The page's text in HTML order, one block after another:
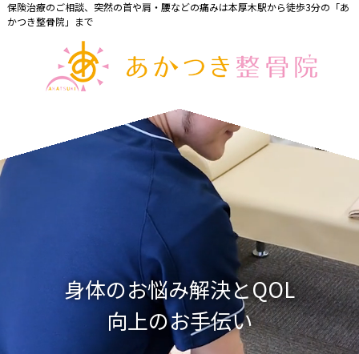
保険治療のご相談、突然の首や肩・腰などの痛みは本厚木駅から徒歩3分の「あ
かつき整骨院」まで
身体のお悩み解決とQOL
向上のお手伝い